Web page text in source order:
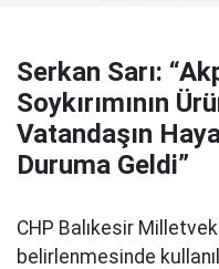
Serkan Sarı:
Soykırımının
Vatandaşın
Duruma Geldi”
CHP Balıkesir
belirlenmesinde